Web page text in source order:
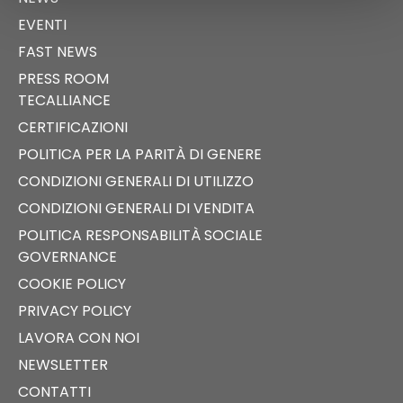
EVENTI
FAST NEWS
PRESS ROOM
TECALLIANCE
CERTIFICAZIONI
POLITICA PER LA PARITÀ DI GENERE
CONDIZIONI GENERALI DI UTILIZZO
CONDIZIONI GENERALI DI VENDITA
POLITICA RESPONSABILITÀ SOCIALE
GOVERNANCE
COOKIE POLICY
PRIVACY POLICY
LAVORA CON NOI
NEWSLETTER
CONTATTI